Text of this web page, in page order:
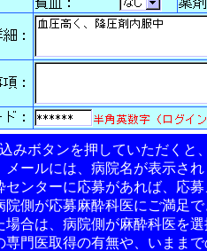
タンを押していただくと、
ールには、病院名が表示され
ターに応募があれば、応募
が応募麻酔科医にご満足で
は、病院側が麻酔科医を選
医取得の有無や、いままで